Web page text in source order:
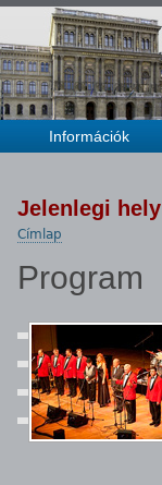
Főmenü
Információk
Jelenlegi hely
Címlap
Program